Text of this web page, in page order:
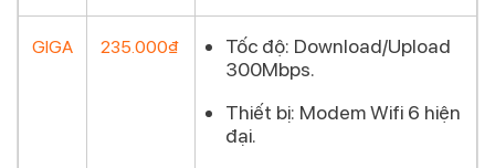
GIGA 235.000₫ Tốc độ: Download/Upload
300Mbps.
Thiết bị: Modem Wifi 6 hiện
đại.